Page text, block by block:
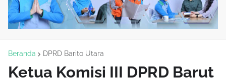
Beranda DPRD Barito Utara
Ketua Komisi III DPRD Barut